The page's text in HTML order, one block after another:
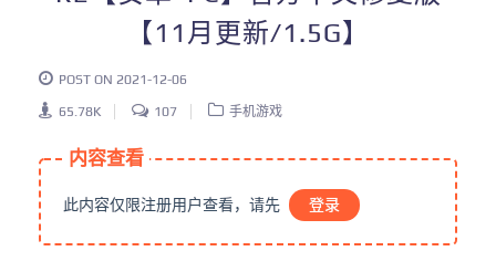
【11月更新/1.5G】
POST ON 2021-12-06
65.78K 107 手机游戏
内容查看
此内容仅限注册用户查看，请先 登录